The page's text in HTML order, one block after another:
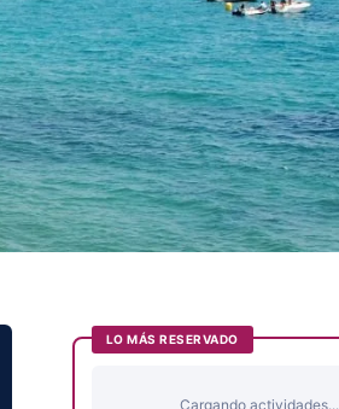
LO MÁS RESERVADO
Cargando actividades...